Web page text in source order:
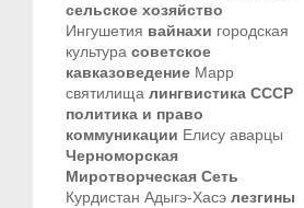
сельское хозяйство
Ингушетия вайнахи городская
культура советское
кавказоведение Марр
святилища лингвистика СССР
политика и право
коммуникации Елису аварцы
Черноморская
Миротворческая Сеть
Курдистан Адыгэ-Хасэ лезгины